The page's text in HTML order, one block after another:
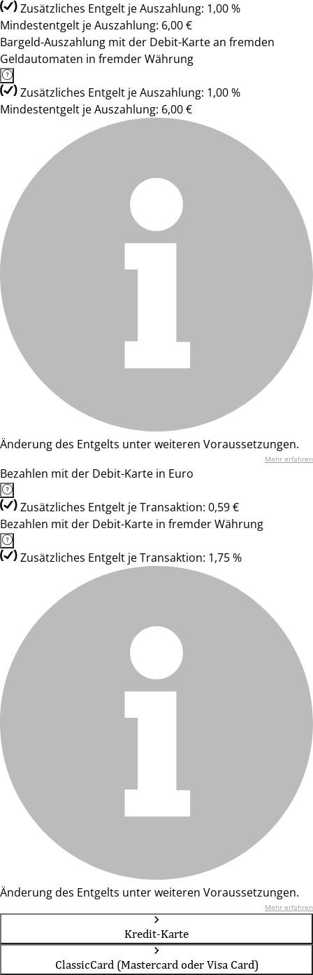
Zusätzliches Entgelt je Auszahlung: 1,00 %
Mindestentgelt je Auszahlung: 6,00 €
Bargeld-Auszahlung mit der Debit-Karte an fremden
Geldautomaten in fremder Währung
Zusätzliches Entgelt je Auszahlung: 1,00 %
Mindestentgelt je Auszahlung: 6,00 €
Änderung des Entgelts unter weiteren Voraussetzungen.
Mehr erfahren
Bezahlen mit der Debit-Karte in Euro
Zusätzliches Entgelt je Transaktion: 0,59 €
Bezahlen mit der Debit-Karte in fremder Währung
Zusätzliches Entgelt je Transaktion: 1,75 %
Änderung des Entgelts unter weiteren Voraussetzungen.
Mehr erfahren
Kredit-Karte
ClassicCard (Mastercard oder Visa Card)